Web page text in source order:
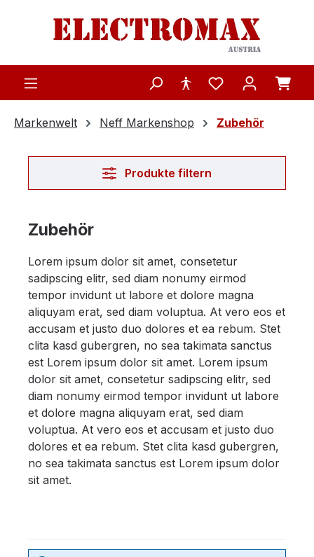
Zum Hauptinhalt springen
Markenwelt Neff Markenshop Zubehör
Produkte filtern
Zubehör
Lorem ipsum dolor sit amet, consetetur
sadipscing elitr, sed diam nonumy eirmod
tempor invidunt ut labore et dolore magna
aliquyam erat, sed diam voluptua. At vero eos et
accusam et justo duo dolores et ea rebum. Stet
clita kasd gubergren, no sea takimata sanctus
est Lorem ipsum dolor sit amet. Lorem ipsum
dolor sit amet, consetetur sadipscing elitr, sed
diam nonumy eirmod tempor invidunt ut labore
et dolore magna aliquyam erat, sed diam
voluptua. At vero eos et accusam et justo duo
dolores et ea rebum. Stet clita kasd gubergren,
no sea takimata sanctus est Lorem ipsum dolor
sit amet.